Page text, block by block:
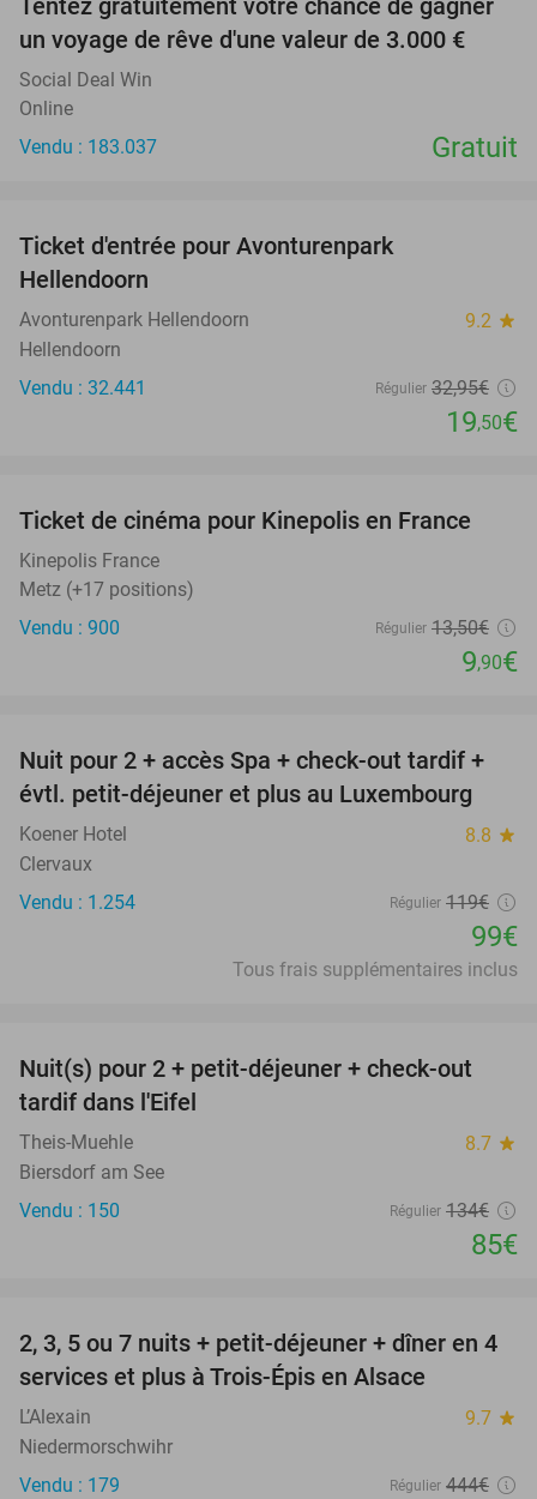
Tentez gratuitement votre chance de gagner
un voyage de rêve d'une valeur de 3.000 €
Social Deal Win
Online
Vendu : 183.037
Gratuit
Ticket d'entrée pour Avonturenpark
Hellendoorn
Avonturenpark Hellendoorn 9.2 star
Hellendoorn
Vendu : 32.441
Régulier 32,95€
19,50€
27%
OUT
Ticket de cinéma pour Kinepolis en France
Kinepolis France
Metz (+17 positions)
Vendu : 900
Régulier 13,50€
9,90€
17%
Nuit pour 2 + accès Spa + check-out tardif +
évtl. petit-déjeuner et plus au Luxembourg
Koener Hotel 8.8 star
Clervaux
Vendu : 1.254
Régulier 119€
99€
Tous frais supplémentaires inclus
37%
Nuit(s) pour 2 + petit-déjeuner + check-out
tardif dans l'Eifel
Theis-Muehle 8.7 star
Biersdorf am See
Vendu : 150
Régulier 134€
85€
44%
2, 3, 5 ou 7 nuits + petit-déjeuner + dîner en 4
services et plus à Trois-Épis en Alsace
L’Alexain 9.7 star
Niedermorschwihr
Vendu : 179
Régulier 444€